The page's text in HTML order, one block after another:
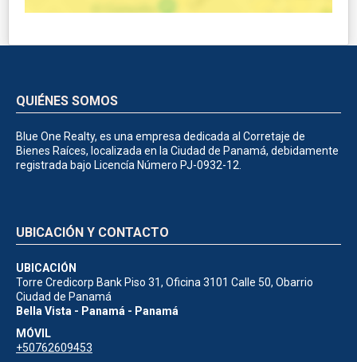
QUIÉNES SOMOS
Blue One Realty, es una empresa dedicada al Corretaje de
Bienes Raíces, localizada en la Ciudad de Panamá, debidamente
registrada bajo Licencía Número PJ-0932-12.
UBICACIÓN Y CONTACTO
UBICACIÓN
Torre Credicorp Bank Piso 31, Oficina 3101 Calle 50, Obarrio
Ciudad de Panamá
Bella Vista - Panamá - Panamá
MÓVIL
+50762609453